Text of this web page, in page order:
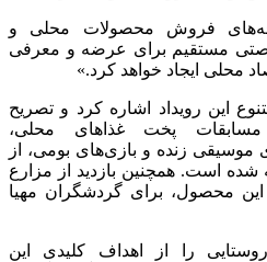
فروش محصولات محلی و
مستقیم برای عرضه و معرفی
محلی ایجاد خواهد کرد.»
این رویداد اشاره کرد و تصریح
مسابقات پخت غذاهای محلی،
زنده و بازی‌های بومی، از
شده است. همچنین بازدید از مزارع
این محصول، برای گردشگران مهیا
را از اهداف کلیدی این